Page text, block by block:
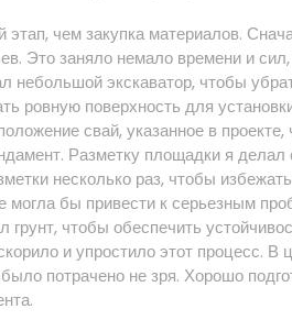
чем закупка материалов.
Это заняло немало времени и
небольшой экскаватор, чтобы
ровную поверхность для
свай, указанное в
Разметку площадки я делал
несколько раз, чтобы
могла бы привести к серьезным
чтобы обеспечить
и упростило этот процесс. В
потрачено не зря. Хорошо